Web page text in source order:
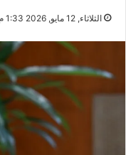
الثلاثاء, 12 مايو, 2026 1:33 م